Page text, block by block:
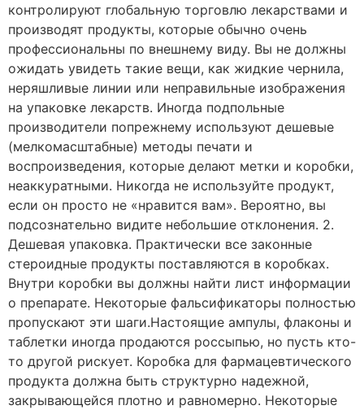
контролируют глобальную торговлю лекарствами и
производят продукты, которые обычно очень
профессиональны по внешнему виду. Вы не должны
ожидать увидеть такие вещи, как жидкие чернила,
неряшливые линии или неправильные изображения
на упаковке лекарств. Иногда подпольные
производители попрежнему используют дешевые
(мелкомасштабные) методы печати и
воспроизведения, которые делают метки и коробки,
неаккуратными. Никогда не используйте продукт,
если он просто не «нравится вам». Вероятно, вы
подсознательно видите небольшие отклонения. 2.
Дешевая упаковка. Практически все законные
стероидные продукты поставляются в коробках.
Внутри коробки вы должны найти лист информации
о препарате. Некоторые фальсификаторы полностью
пропускают эти шаги.Настоящие ампулы, флаконы и
таблетки иногда продаются россыпью, но пусть кто-
то другой рискует. Коробка для фармацевтического
продукта должна быть структурно надежной,
закрывающейся плотно и равномерно. Некоторые